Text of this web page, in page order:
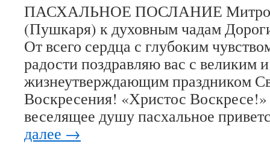
ПАСХАЛЬНОЕ ПОСЛАНИЕ
(Пушкаря) к духовным чадам
От всего сердца с глубоким
радости поздравляю вас с великим и
жизнеутверждающим праздником
Воскресения! «Христос
веселящее душу пасхальное
далее →